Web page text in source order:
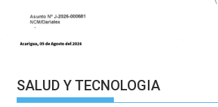
SALUD Y TECNOLOGIA